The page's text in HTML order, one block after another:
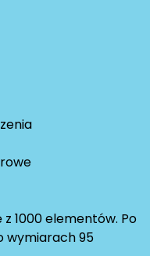
1000 elementów. Po
wymiarach 95